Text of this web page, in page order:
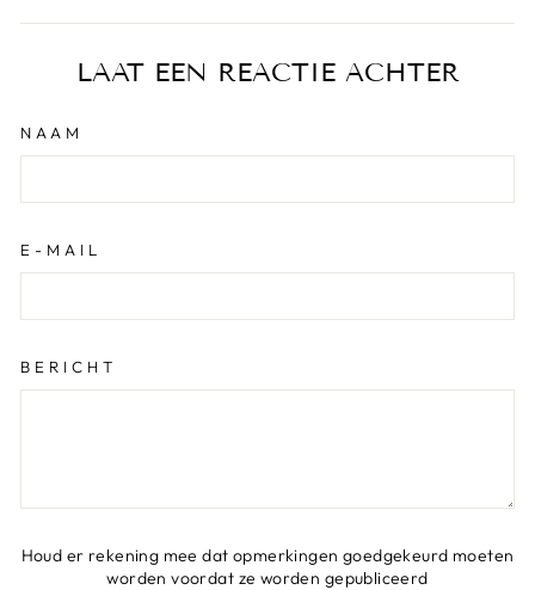
Facebook
X
Pinterest
LAAT EEN REACTIE ACHTER
NAAM
E-MAIL
BERICHT
Houd er rekening mee dat opmerkingen goedgekeurd moeten
worden voordat ze worden gepubliceerd